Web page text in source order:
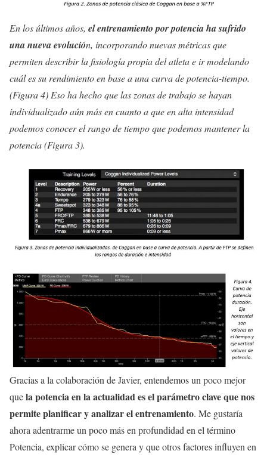
En los últimos años, el entrenamiento por potencia ha sufrido
una nueva evolución, incorporando nuevas métricas que
permiten describir la fisiología propia del atleta e ir modelando
cuál es su rendimiento en base a una curva de potencia-tiempo.
(Figura 4) Eso ha hecho que las zonas de trabajo se hayan
individualizado aún más en cuanto a que en alta intensidad
podemos conocer el rango de tiempo que podemos mantener la
potencia (Figura 3).
Gracias a la colaboración de Javier, entendemos un poco mejor
quela potencia en la actualidad es el parámetro clave que nos
permite planificar y analizar el entrenamiento. Me gustaría
ahora adentrarme un poco más en profundidad en el término
Potencia, explicar cómo se genera y que otros factores influyen en